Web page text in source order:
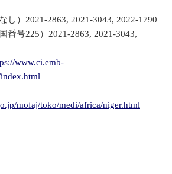
）2021-2863, 2021-3043, 2022-1790
225）2021-2863, 2021-3043,
www.ci.emb-
mofaj/toko/medi/africa/niger.html